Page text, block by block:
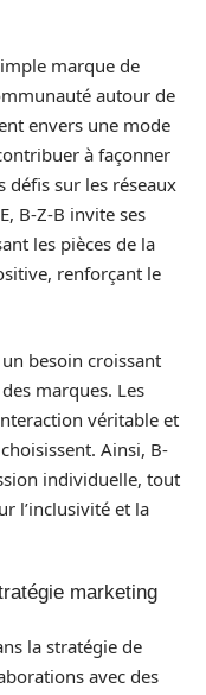
marque de
autour de
envers une mode
à façonner
défis sur les réseaux
B-Z-B invite ses
les pièces de la
renforçant le
besoin croissant
marques. Les
véritable et
Ainsi, B-
individuelle, tout
l’inclusivité et la
marketing
la stratégie de
avec des